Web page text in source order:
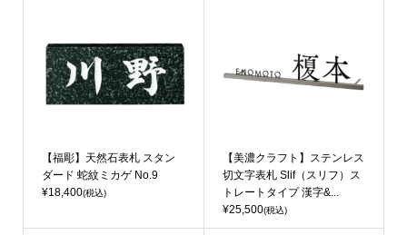
【福彫】天然石表札 スタン
ダード 蛇紋ミカゲ No.9
¥18,400(税込)
【美濃クラフト】ステンレス
切文字表札 Slif（スリフ）ス
トレートタイプ 漢字&...
¥25,500(税込)